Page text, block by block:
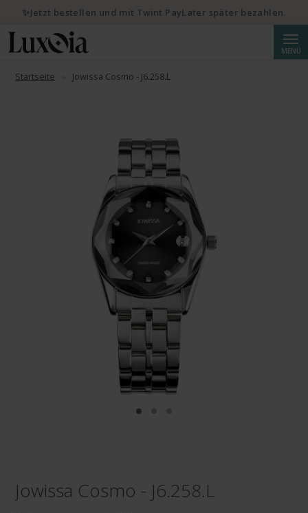
MENÜ
Startseite Jowissa Cosmo - J6.258.L
Jowissa Cosmo - J6.258.L
✨Jetzt bestellen und mit Twint PayLater später bezahlen.